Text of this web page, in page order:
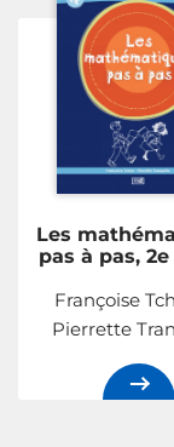
Les
pas à pas,
Françoise
Pierrette